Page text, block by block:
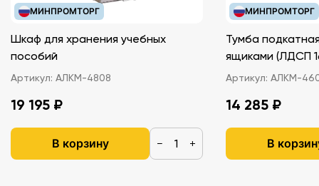
МИНПРОМТОРГ
Шкаф для хранения учебных
пособий
Артикул: АЛКМ-4808
19 195 ₽
В корзину − +
МИНПРОМТОРГ
Тумба
ящиками
Артикул: АЛКМ-
14 285 ₽
В